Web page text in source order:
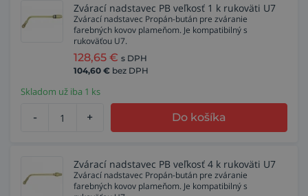
Zvárací nadstavec PB veľkosť 1 k rukoväti U7
Zvárací nadstavec Propán-bután pre zváranie
farebných kovov plameňom. Je kompatibilný s
rukoväťou U7.
128,65 € s DPH
104,60 € bez DPH
Skladom už iba 1 ks
- + Do košíka
Zvárací nadstavec PB veľkosť 4 k rukoväti U7
Zvárací nadstavec Propán-bután pre zváranie
farebných kovov plameňom. Je kompatibilný s